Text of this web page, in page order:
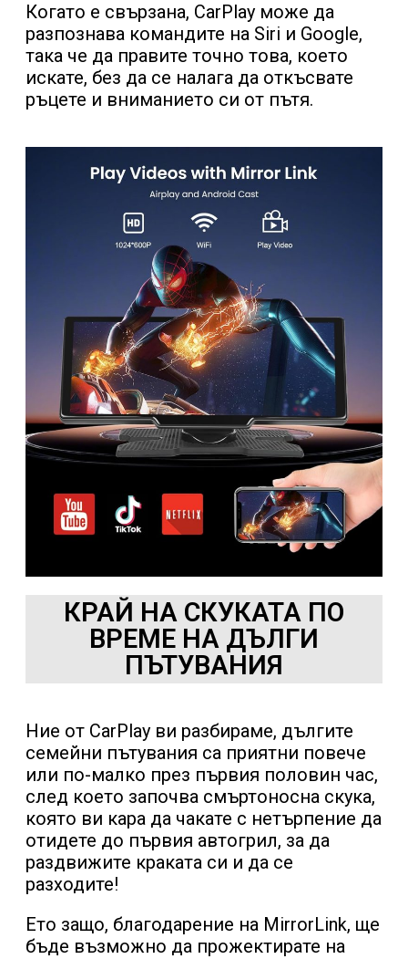
Когато е свързана, CarPlay може да
разпознава командите на Siri и Google,
така че да правите точно това, което
искате, без да се налага да откъсвате
ръцете и вниманието си от пътя.
КРАЙ НА СКУКАТА ПО
ВРЕМЕ НА ДЪЛГИ
ПЪТУВАНИЯ
Ние от CarPlay ви разбираме, дългите
семейни пътувания са приятни повече
или по-малко през първия половин час,
след което започва смъртоносна скука,
която ви кара да чакате с нетърпение да
отидете до първия автогрил, за да
раздвижите краката си и да се
разходите!
Ето защо, благодарение на MirrorLink, ще
бъде възможно да прожектирате на